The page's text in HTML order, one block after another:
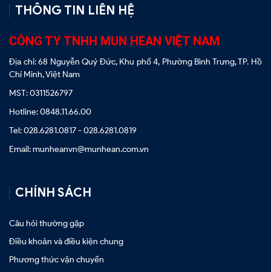
THÔNG TIN LIÊN HỆ
CÔNG TY TNHH MUN HEAN VIỆT NAM
Địa chỉ: 68 Nguyễn Quý Đức, Khu phố 4, Phường Bình Trưng, TP. Hồ
Chí Minh, Việt Nam
MST: 0311526797
Hotline: 0848.11.66.00
Tel: 028.6281.0817 - 028.6281.0819
Email: munheanvn@munhean.com.vn
CHÍNH SÁCH
Câu hỏi thường gặp
Điều khoản và điều kiện chung
Phương thức vận chuyển